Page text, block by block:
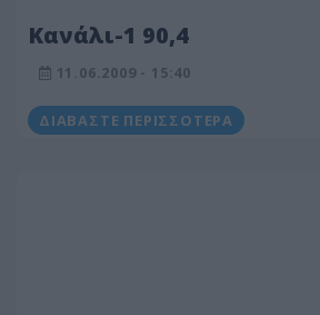
Κανάλι-1 90,4
11.06.2009 - 15:40
ΔΙΑΒΆΣΤΕ ΠΕΡΙΣΣΌΤΕΡΑ